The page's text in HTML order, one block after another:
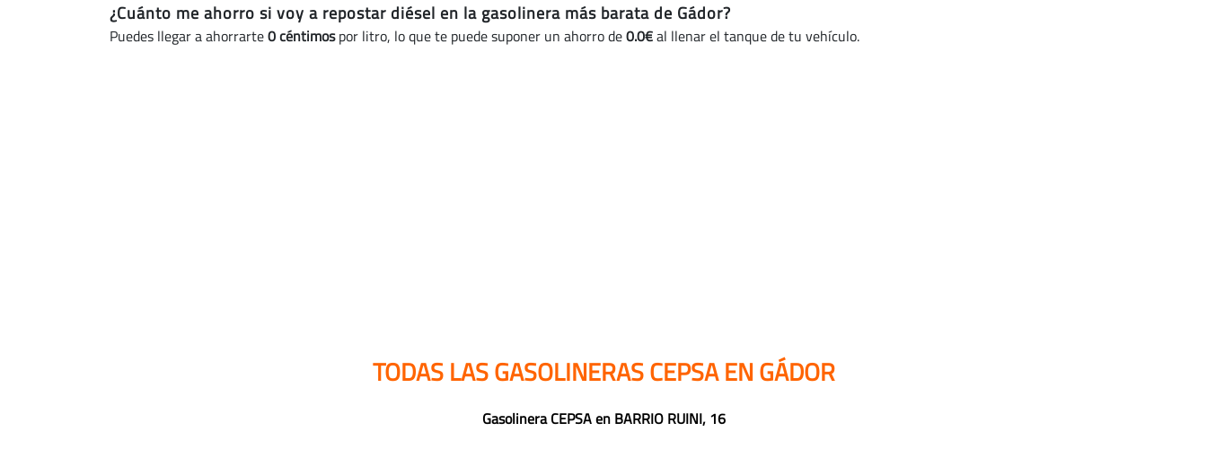
¿Cuánto me ahorro si voy a repostar diésel en la gasolinera más barata de Gádor?
Puedes llegar a ahorrarte0 céntimospor litro, lo que te puede suponer un ahorro de0.0€al llenar el tanque de tu vehículo.
TODAS LAS GASOLINERAS CEPSA EN GÁDOR
Gasolinera CEPSA en BARRIO RUINI, 16